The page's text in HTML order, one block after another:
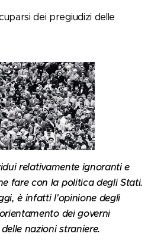
dei pregiudizi delle
relativamente ignoranti e
fare con la politica degli Stati.
è infatti l'opinione degli
dei governi
nazioni straniere.